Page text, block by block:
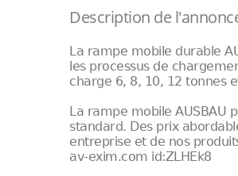
Description de
La rampe mobile durable
les processus de
charge 6, 8, 10, 12 tonnes
La rampe mobile AUSBAU
standard. Des prix
entreprise et de nos
av-exim.com id:ZLHEk8